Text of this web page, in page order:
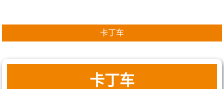
卡丁车
卡丁车